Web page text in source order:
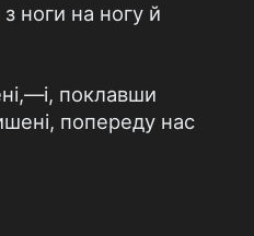
ноги на ногу й
поклавши
попереду нас